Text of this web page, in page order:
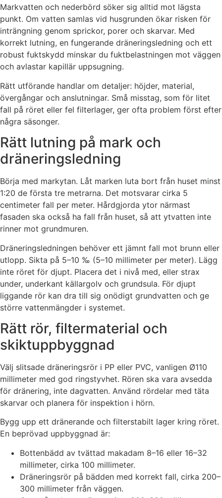
Markvatten och nederbörd söker sig alltid mot lägsta
punkt. Om vatten samlas vid husgrunden ökar risken för
inträngning genom sprickor, porer och skarvar. Med
korrekt lutning, en fungerande dräneringsledning och ett
robust fuktskydd minskar du fuktbelastningen mot väggen
och avlastar kapillär uppsugning.
Rätt utförande handlar om detaljer: höjder, material,
övergångar och anslutningar. Små misstag, som för litet
fall på röret eller fel filterlager, ger ofta problem först efter
några säsonger.
Rätt lutning på mark och
dräneringsledning
Börja med markytan. Låt marken luta bort från huset minst
1:20 de första tre metrarna. Det motsvarar cirka 5
centimeter fall per meter. Hårdgjorda ytor närmast
fasaden ska också ha fall från huset, så att ytvatten inte
rinner mot grundmuren.
Dräneringsledningen behöver ett jämnt fall mot brunn eller
utlopp. Sikta på 5–10 ‰ (5–10 millimeter per meter). Lägg
inte röret för djupt. Placera det i nivå med, eller strax
under, underkant källargolv och grundsula. För djupt
liggande rör kan dra till sig onödigt grundvatten och ge
större vattenmängder i systemet.
Rätt rör, filtermaterial och
skiktuppbyggnad
Välj slitsade dräneringsrör i PP eller PVC, vanligen Ø110
millimeter med god ringstyvhet. Rören ska vara avsedda
för dränering, inte dagvatten. Använd rördelar med täta
skarvar och planera för inspektion i hörn.
Bygg upp ett dränerande och filterstabilt lager kring röret.
En beprövad uppbyggnad är:
Bottenbädd av tvättad makadam 8–16 eller 16–32
millimeter, cirka 100 millimeter.
Dräneringsrör på bädden med korrekt fall, cirka 200–
300 millimeter från väggen.